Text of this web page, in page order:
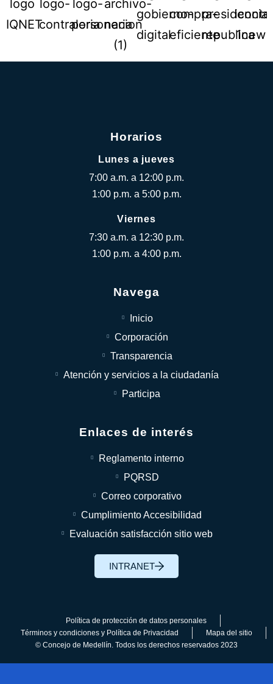
Horarios
Lunes a jueves
7:00 a.m. a 12:00 p.m.
1:00 p.m. a 5:00 p.m.
Viernes
7:30 a.m. a 12:30 p.m.
1:00 p.m. a 4:00 p.m.
Navega
Inicio
Corporación
Transparencia
Atención y servicios a la ciudadanía
Participa
Enlaces de interés
Reglamento interno
PQRSD
Correo corporativo
Cumplimiento Accesibilidad
Evaluación satisfacción sitio web
INTRANET
Política de protección de datos personales
Términos y condiciones y Política de Privacidad
Mapa del sitio
© Concejo de Medellín. Todos los derechos reservados 2023